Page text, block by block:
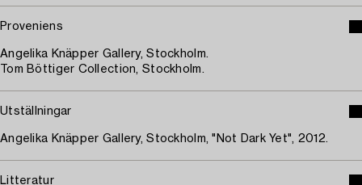
Proveniens
Angelika Knäpper Gallery, Stockholm.
Tom Böttiger Collection, Stockholm.
Utställningar
Angelika Knäpper Gallery, Stockholm, "Not Dark Yet", 2012.
Litteratur